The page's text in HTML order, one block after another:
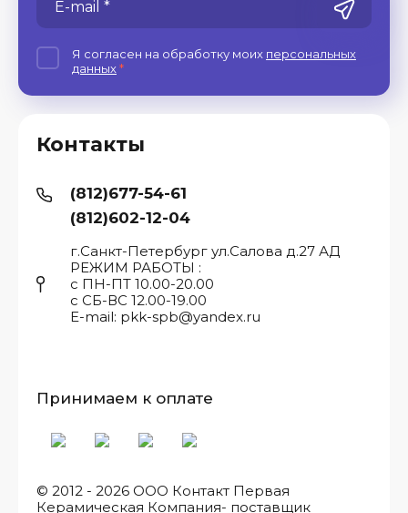
© 2012 - 2026 ООО Контакт Первая
Керамическая Компания- поставщик
Контакты
(812)677-54-61
(812)602-12-04
г.Санкт-Петербург ул.Салова д.27 АД
РЕЖИМ РАБОТЫ :
с ПН-ПТ 10.00-20.00
с СБ-ВС 12.00-19.00
E-mail: pkk-spb@yandex.ru
Принимаем к оплате
Я согласен на обработку моих персональных
данных*